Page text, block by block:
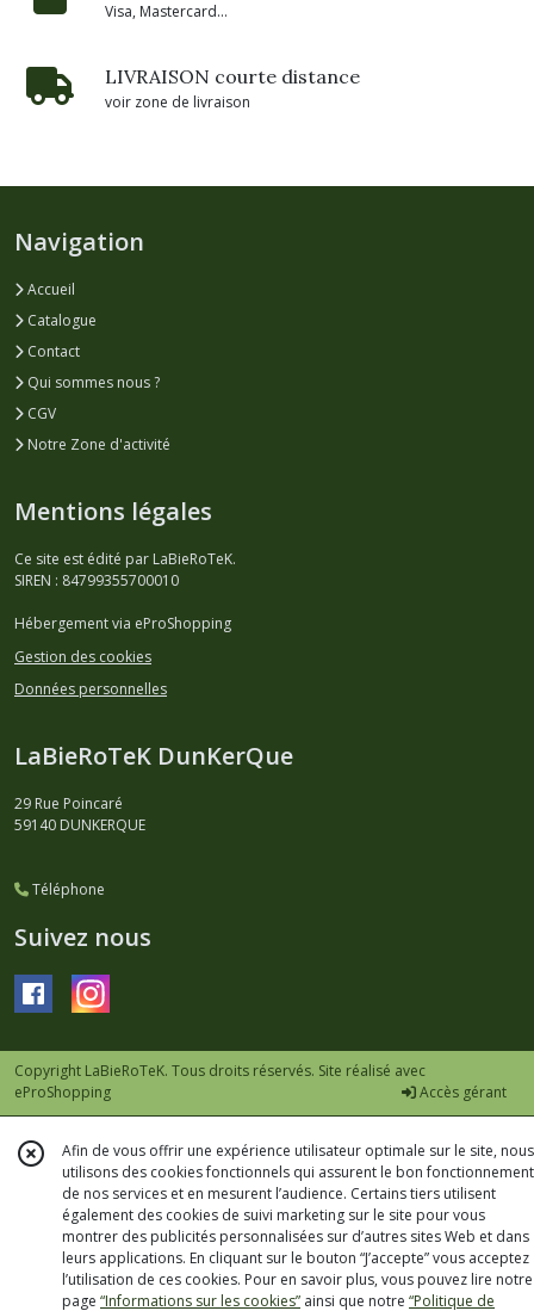
Visa, Mastercard...
LIVRAISON courte distance
voir zone de livraison
Navigation
Accueil
Catalogue
Contact
Qui sommes nous ?
CGV
Notre Zone d'activité
Mentions légales
Ce site est édité par LaBieRoTeK.
SIREN : 84799355700010
Hébergement via eProShopping
Gestion des cookies
Données personnelles
LaBieRoTeK DunKerQue
29 Rue Poincaré
59140 DUNKERQUE
Téléphone
Suivez nous
Copyright LaBieRoTeK. Tous droits réservés. Site réalisé avec
eProShopping
Accès gérant
Afin de vous offrir une expérience utilisateur optimale sur le site, nous
utilisons des cookies fonctionnels qui assurent le bon fonctionnement
de nos services et en mesurent l’audience. Certains tiers utilisent
également des cookies de suivi marketing sur le site pour vous
montrer des publicités personnalisées sur d’autres sites Web et dans
leurs applications. En cliquant sur le bouton “J’accepte” vous acceptez
l’utilisation de ces cookies. Pour en savoir plus, vous pouvez lire notre
page “Informations sur les cookies” ainsi que notre “Politique de